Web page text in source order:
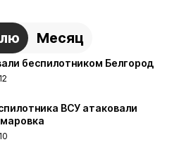
Месяц
беспилотником Белгород
ВСУ атаковали